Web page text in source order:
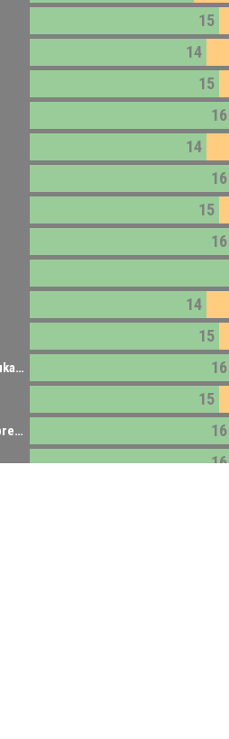
15
14
15
16
14
16
15
16
14
15
10. Mir doch egal, was Lukas sagt 16
15
11. sprachnachrichtensprechende Sprachnachrichtenqueens 16
16